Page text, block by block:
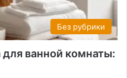
Без рубрики
ванной комнаты: